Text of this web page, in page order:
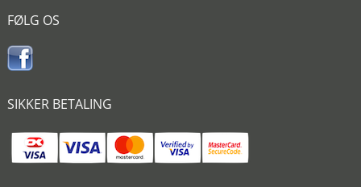
FØLG OS
SIKKER BETALING